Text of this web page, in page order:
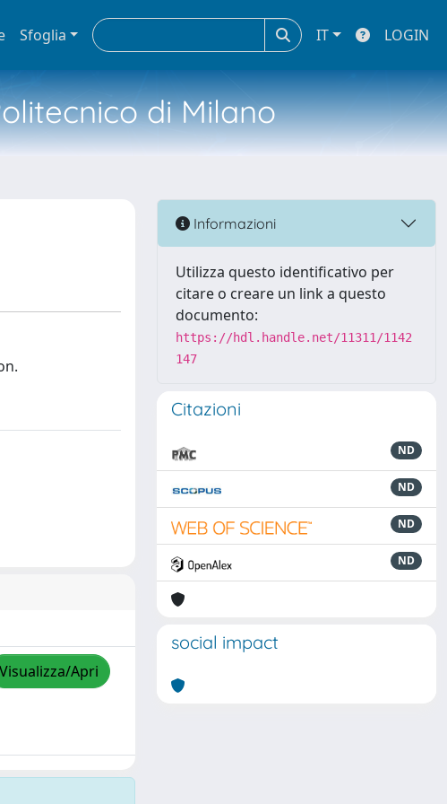
Sfoglia IT LOGIN
di Milano
Visualizza/Apri
Informazioni
Utilizza questo identificativo per
citare o creare un link a questo
documento:
https://hdl.handle.net/11311/1142
147
Citazioni
ND
ND
ND
ND
social impact